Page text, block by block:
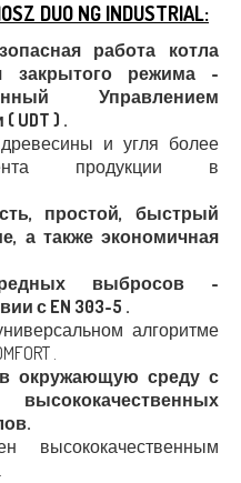
DUO NG INDUSTRIAL:
работа котла
закрытого режима -
Управлением
UDT ) .
и угля более
продукции в
простой, быстрый
а также экономичная
выбросов -
с EN 303-5 .
алгоритме
.
окружающую среду с
высококачественным